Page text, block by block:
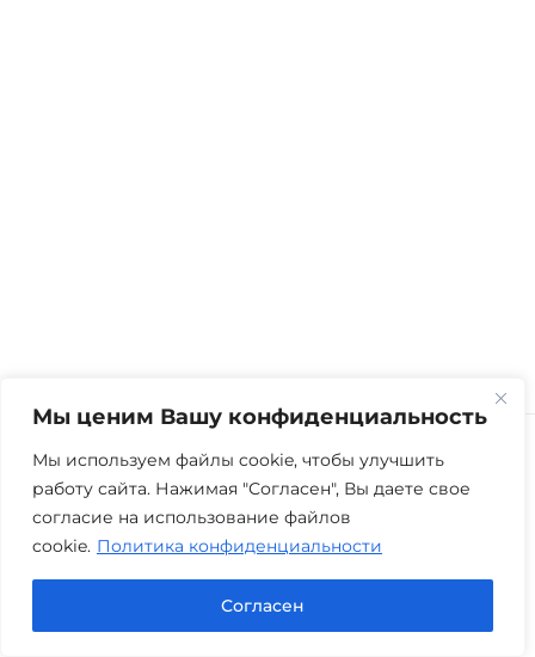
Мы ценим Вашу конфиденциальность
Мы используем файлы cookie, чтобы улучшить
работу сайта. Нажимая "Согласен", Вы даете свое
согласие на использование файлов
cookie. Политика конфиденциальности
Согласен